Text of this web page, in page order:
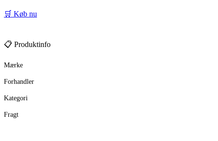
🛒 Køb nu
📋 Produktinfo
Mærke
Forhandler
Kategori
Fragt